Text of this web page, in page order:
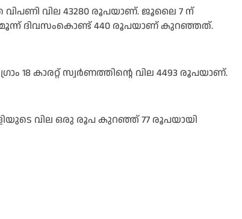
വില 43280 രൂപയാണ്. ജൂലൈ 7 ന്
ദിവസംകൊണ്ട് 440 രൂപയാണ് കുറഞ്ഞത്.
18 കാരറ്റ് സ്വർണത്തിന്റെ വില 4493 രൂപയാണ്.
വില ഒരു രൂപ കുറഞ്ഞ് 77 രൂപയായി